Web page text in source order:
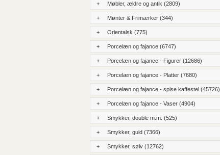
+ Møbler, ældre og antik (2809)
+ Mønter & Frimærker (344)
+ Orientalsk (775)
+ Porcelæn og fajance (6747)
+ Porcelæn og fajance - Figurer (12686)
+ Porcelæn og fajance - Platter (7680)
+ Porcelæn og fajance - spise kaffestel (45726)
+ Porcelæn og fajance - Vaser (4904)
+ Smykker, double m.m. (525)
+ Smykker, guld (7366)
+ Smykker, sølv (12762)